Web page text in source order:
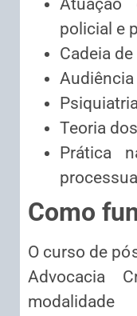
Atuação
policial e
Cadeia
Teoria
Prática
Como
O curso de
Advocacia